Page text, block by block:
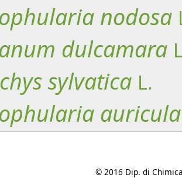
nodosa
dulcamara
sylvatica L.
© 2016 Dip. di